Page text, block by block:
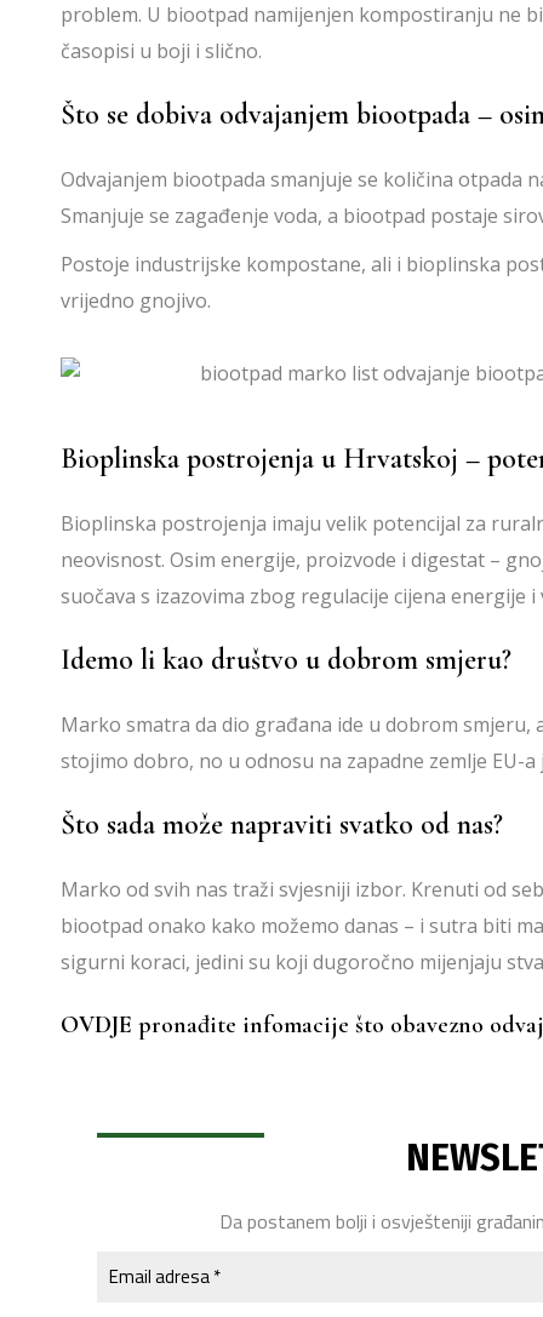
problem. U biootpad namijenjen kompostiranju ne
časopisi u boji i slično.
Što se dobiva odvajanjem biootpada –
Odvajanjem biootpada smanjuje se količina otpada
Smanjuje se zagađenje voda, a biootpad postaje
Postoje industrijske kompostane, ali i bioplinska
vrijedno gnojivo.
Bioplinska postrojenja u Hrvatskoj –
Bioplinska postrojenja imaju velik potencijal za
neovisnost. Osim energije, proizvode i digestat –
suočava s izazovima zbog regulacije cijena energije
Idemo li kao društvo u dobrom smjeru?
Marko smatra da dio građana ide u dobrom smjeru,
stojimo dobro, no u odnosu na zapadne zemlje EU-
Što sada može napraviti svatko od nas?
Marko od svih nas traži svjesniji izbor. Krenuti od
biootpad onako kako možemo danas – i sutra biti
sigurni koraci, jedini su koji dugoročno mijenjaju
OVDJE pronađite infomacije što obavezno
Da postanem bolji i osvješteniji